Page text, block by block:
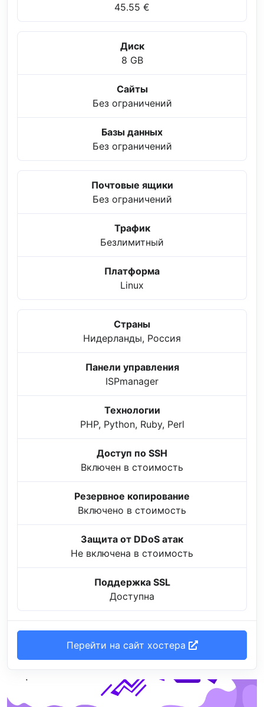
45.55 €
Диск
8 GB
Сайты
Без ограничений
Базы данных
Без ограничений
Почтовые ящики
Без ограничений
Трафик
Безлимитный
Платформа
Linux
Страны
Нидерланды, Россия
Панели управления
ISPmanager
Технологии
PHP, Python, Ruby, Perl
Доступ по SSH
Включен в стоимость
Резервное копирование
Включено в стоимость
Защита от DDoS атак
Не включена в стоимость
Поддержка SSL
Доступна
Перейти на сайт хостера